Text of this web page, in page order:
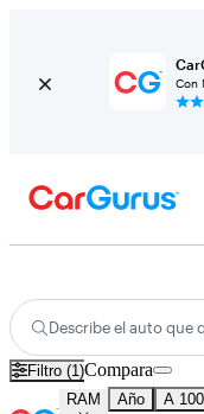
Con
Describe el auto que
Filtro (1)Compara
RAM Año A